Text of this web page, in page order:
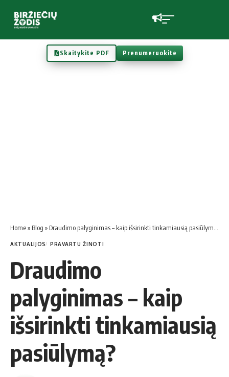
Skaitykite PDF Prenumeruokite
Home» Blog » Draudimo palyginimas – kaip išsirinkti tinkamiausią pasiūlymą?
AKTUALIJOS PRAVARTU ŽINOTI
Draudimo
palyginimas – kaip
išsirinkti tinkamiausią
pasiūlymą?